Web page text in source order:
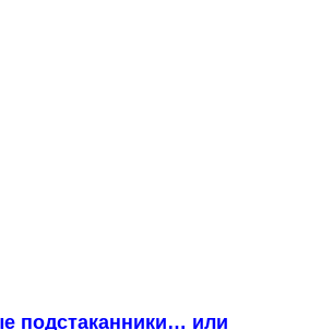
подстаканники… или